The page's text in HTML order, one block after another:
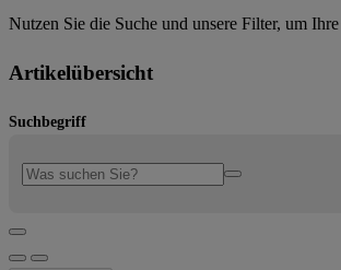
Nutzen Sie die Suche und unsere Filter, um
Artikelübersicht
Suchbegriff